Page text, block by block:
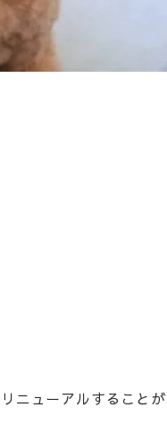
ニューアルすることが